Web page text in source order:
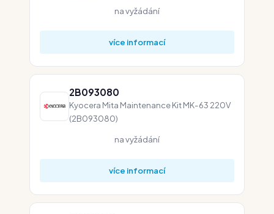
na vyžádání
více informací
2B093080
Kyocera Mita Maintenance Kit MK-63 220V
(2B093080)
na vyžádání
více informací